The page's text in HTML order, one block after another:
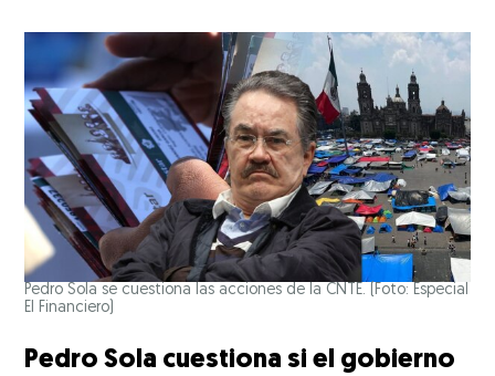
Pedro Sola se cuestiona las acciones de la CNTE. (Foto: Especial
El Financiero)
Pedro Sola cuestiona si el gobierno